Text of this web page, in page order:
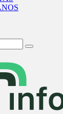
Search